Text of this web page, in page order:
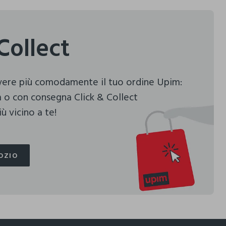
più comodamente il tuo ordine Upim:
con consegna Click & Collect
vicino a te!